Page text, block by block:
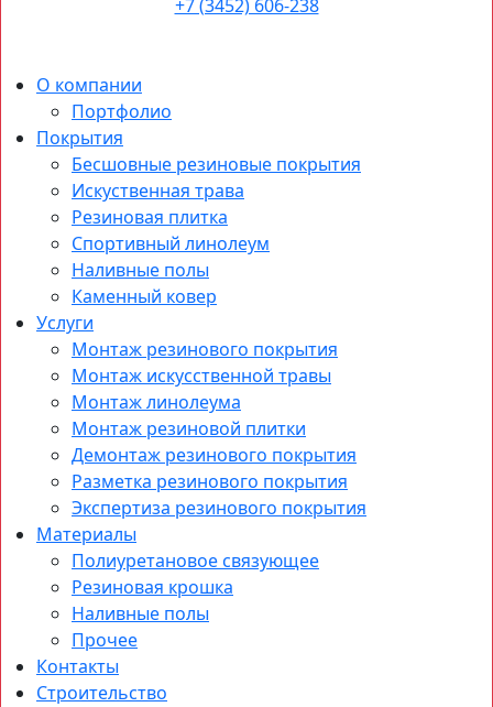
+7 (3452) 606-238
О компании
Портфолио
Покрытия
Бесшовные резиновые покрытия
Искуственная трава
Резиновая плитка
Спортивный линолеум
Наливные полы
Каменный ковер
Услуги
Монтаж резинового покрытия
Монтаж искусственной травы
Монтаж линолеума
Монтаж резиновой плитки
Демонтаж резинового покрытия
Разметка резинового покрытия
Экспертиза резинового покрытия
Материалы
Полиуретановое связующее
Резиновая крошка
Наливные полы
Прочее
Контакты
Строительство